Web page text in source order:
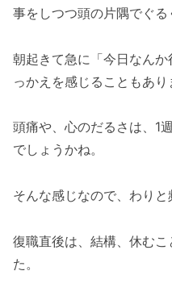
事をしつつ頭の片隅でぐる
朝起きて急に「今日なん
っかえを感じることもあり
頭痛や、心のだるさは、1
でしょうかね。
そんな感じなので、わりと
復職直後は、結構、休む
た。